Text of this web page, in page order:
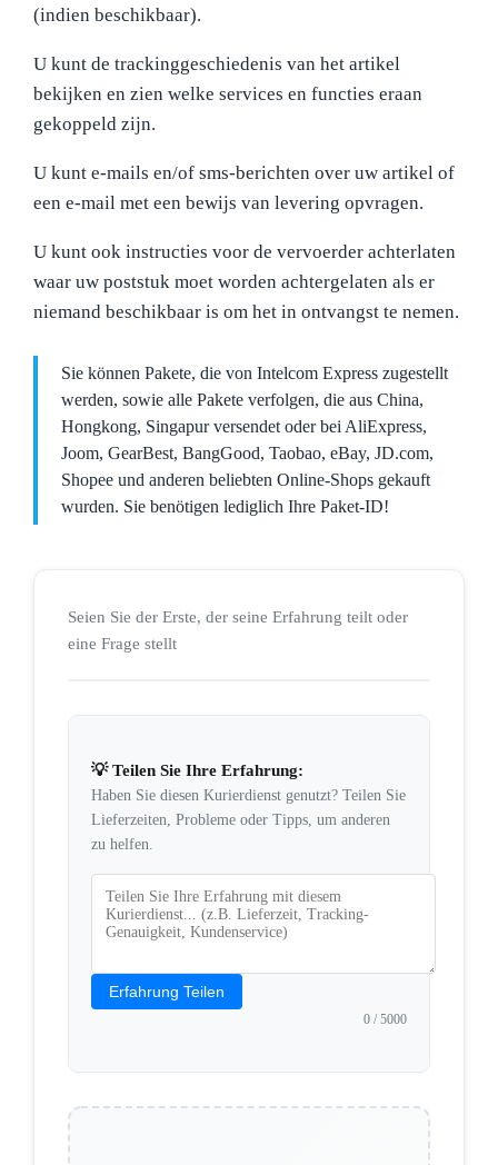
(indien beschikbaar).
U kunt de trackinggeschiedenis van het artikel
bekijken en zien welke services en functies eraan
gekoppeld zijn.
U kunt e-mails en/of sms-berichten over uw artikel of
een e-mail met een bewijs van levering opvragen.
U kunt ook instructies voor de vervoerder achterlaten
waar uw poststuk moet worden achtergelaten als er
niemand beschikbaar is om het in ontvangst te nemen.
Sie können Pakete, die von Intelcom Express zugestellt
werden, sowie alle Pakete verfolgen, die aus China,
Hongkong, Singapur versendet oder bei AliExpress,
Joom, GearBest, BangGood, Taobao, eBay, JD.com,
Shopee und anderen beliebten Online-Shops gekauft
wurden. Sie benötigen lediglich Ihre Paket-ID!
Seien Sie der Erste, der seine Erfahrung teilt oder
eine Frage stellt
💡 Teilen Sie Ihre Erfahrung:
Haben Sie diesen Kurierdienst genutzt? Teilen Sie
Lieferzeiten, Probleme oder Tipps, um anderen
zu helfen.
Erfahrung Teilen
0 / 5000